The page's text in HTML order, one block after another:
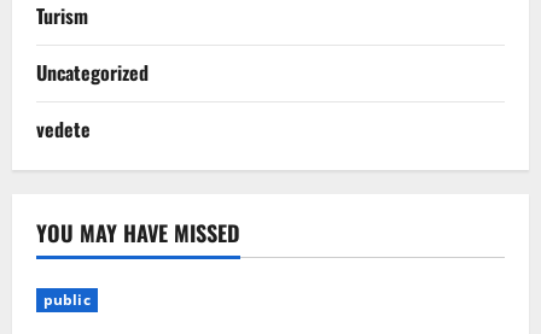
Turism
Uncategorized
vedete
YOU MAY HAVE MISSED
public